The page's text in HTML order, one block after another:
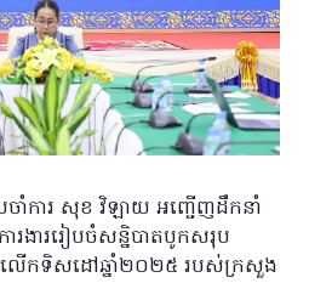
ចាំការ សុខ វិឡាយ អញ្ជើញដឹកនាំ
ារងាររៀបចំសន្និបាតបូកសរុប
ងលើកទិសដៅឆ្នាំ២០២៥ របស់ក្រសួង